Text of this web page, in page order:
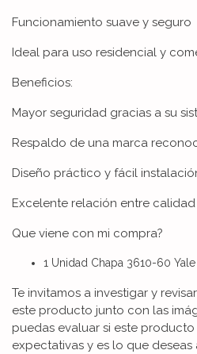
Funcionamiento suave y seguro
Ideal para uso residencial y
Beneficios:
Mayor seguridad gracias a su
Respaldo de una marca
Diseño práctico y fácil
Excelente relación entre
Que viene con mi compra?
1 Unidad Chapa 3610-60 Yale
Te invitamos a investigar y
este producto junto con las
puedas evaluar si este producto
expectativas y es lo que